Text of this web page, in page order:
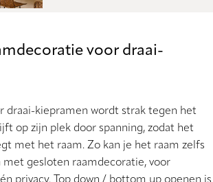
voor draai-
draai-kiepramen wordt strak tegen het
op zijn plek door spanning, zodat het
met het raam. Zo kan je het raam zelfs
met gesloten raamdecoratie, voor